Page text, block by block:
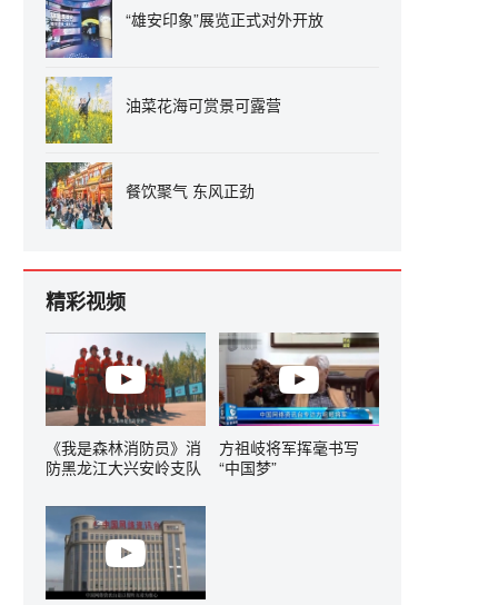
“雄安印象”展览正式对外开放
油菜花海可赏景可露营
餐饮聚气 东风正劲
精彩视频
《我是森林消防员》消
防黑龙江大兴安岭支队
方祖岐将军挥毫书写
“中国梦”